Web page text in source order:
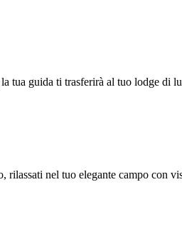
guida ti trasferirà al tuo lodge di
nel tuo elegante campo con